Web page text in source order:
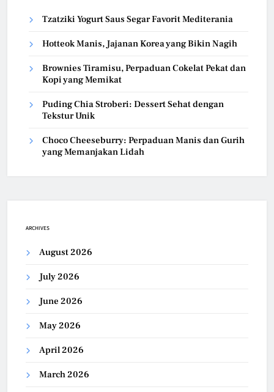
Tzatziki Yogurt Saus Segar Favorit Mediterania
Hotteok Manis, Jajanan Korea yang Bikin Nagih
Brownies Tiramisu, Perpaduan Cokelat Pekat dan
Kopi yang Memikat
Puding Chia Stroberi: Dessert Sehat dengan
Tekstur Unik
Choco Cheeseburry: Perpaduan Manis dan Gurih
yang Memanjakan Lidah
ARCHIVES
August 2026
July 2026
June 2026
May 2026
April 2026
March 2026